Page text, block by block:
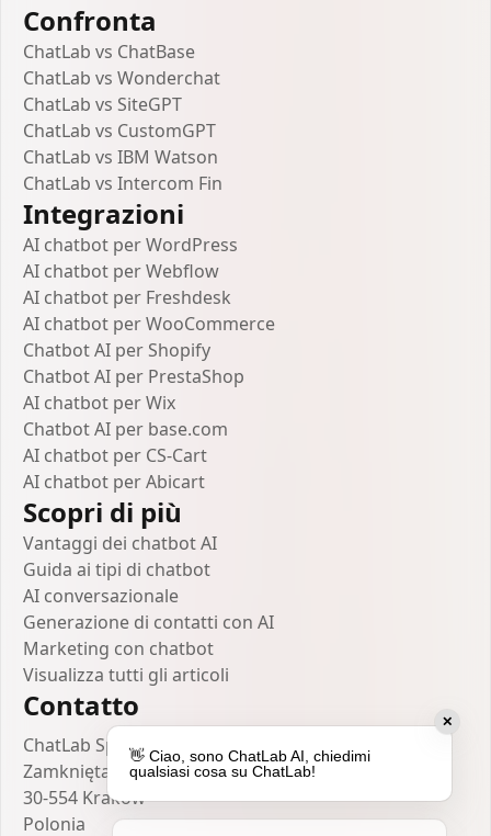
Confronta
ChatLab vs ChatBase
ChatLab vs Wonderchat
ChatLab vs SiteGPT
ChatLab vs CustomGPT
ChatLab vs IBM Watson
ChatLab vs Intercom Fin
Integrazioni
AI chatbot per WordPress
AI chatbot per Webflow
AI chatbot per Freshdesk
AI chatbot per WooCommerce
Chatbot AI per Shopify
Chatbot AI per PrestaShop
AI chatbot per Wix
Chatbot AI per base.com
AI chatbot per CS-Cart
AI chatbot per Abicart
Scopri di più
Vantaggi dei chatbot AI
Guida ai tipi di chatbot
AI conversazionale
Generazione di contatti con AI
Marketing con chatbot
Visualizza tutti gli articoli
Contatto
ChatLab Sp. z o.o.
Zamknięta 10/1.5
30-554 Kraków
Polonia
✕
👋 Ciao, sono ChatLab AI, chiedimi
qualsiasi cosa su ChatLab!